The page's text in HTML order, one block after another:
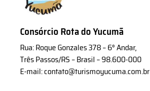
Consórcio Rota do Yucumã
Rua: Roque Gonzales 378 – 6° Andar,
Três Passos/RS – Brasil – 98.600-000
E-mail: contato@turismoyucuma.com.br